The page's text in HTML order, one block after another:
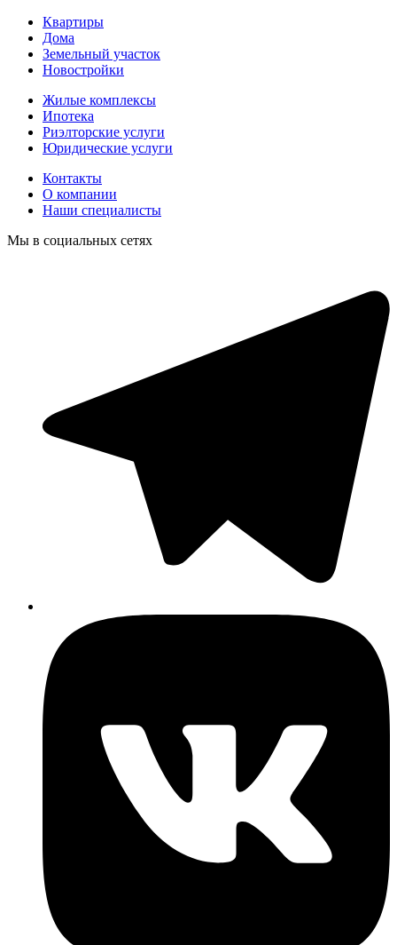
Квартиры
Дома
Земельный участок
Новостройки
Жилые комплексы
Ипотека
Риэлторские услуги
Юридические услуги
Контакты
О компании
Наши специалисты
Мы в социальных сетях